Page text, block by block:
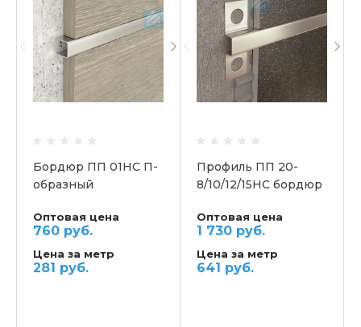
Бордюр ПП 01НС П-
образный
Оптовая цена
760 руб.
Цена за метр
281 руб.
Профиль ПП 20-
8/10/12/15НС бордюр
Оптовая цена
1 730 руб.
Цена за метр
641 руб.